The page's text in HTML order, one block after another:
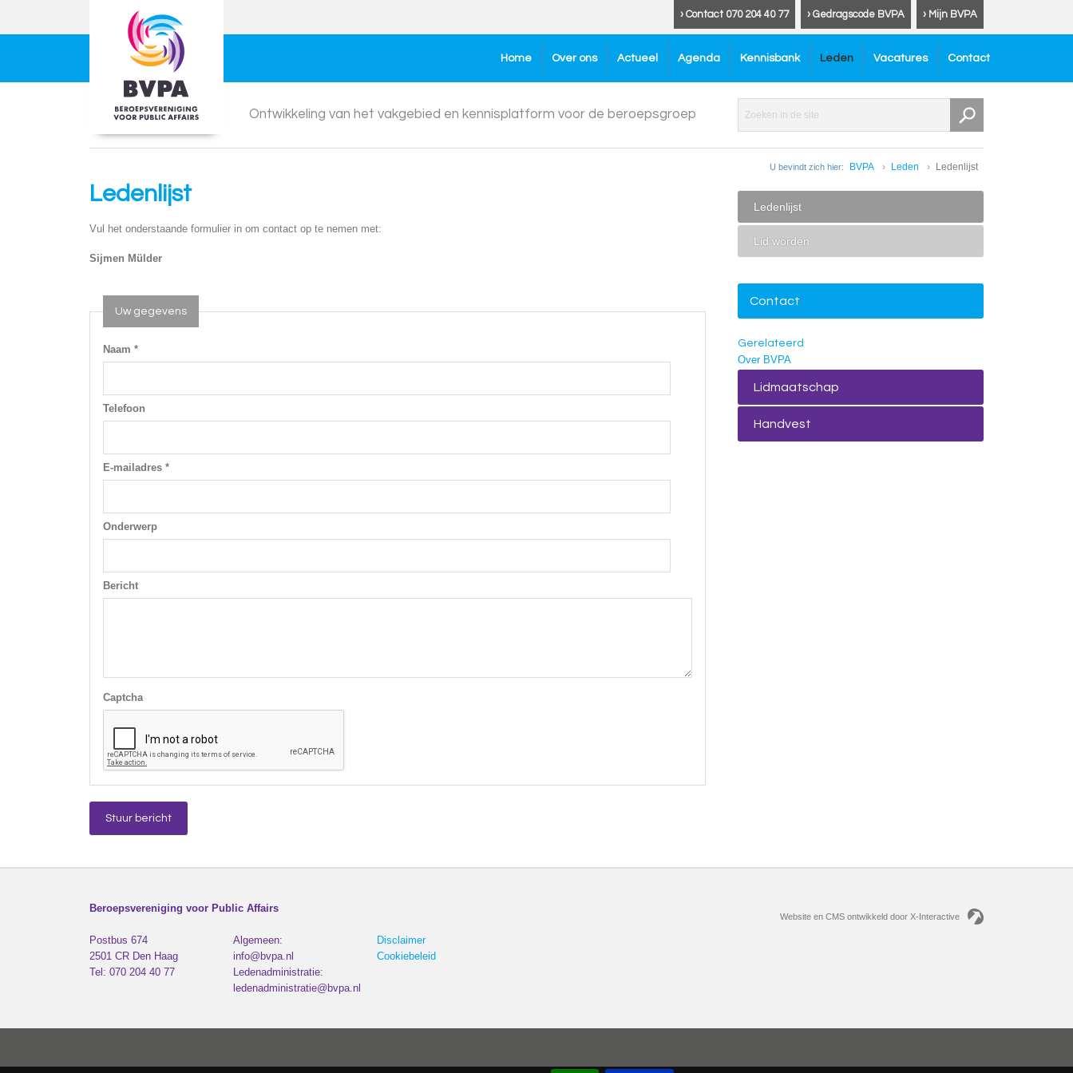
› Mijn BVPA
› Gedragscode BVPA
› Contact 070 204 40 77
Home Over ons Actueel Agenda Kennisbank Leden Vacatures Contact
Ontwikkeling van het vakgebied en kennisplatform voor de beroepsgroep
U bevindt zich hier: BVPA Leden Ledenlijst
Ledenlijst
Vul het onderstaande formulier in om contact op te nemen met:
Sijmen Mülder
Uw gegevens
Naam *
Telefoon
E-mailadres *
Onderwerp
Bericht
Captcha
Ledenlijst
Lid worden
Contact
Gerelateerd
Over BVPA
Lidmaatschap
Handvest
Beroepsvereniging voor Public Affairs
Postbus 674
2501 CR Den Haag
Tel: 070 204 40 77
Algemeen:
info@bvpa.nl
Ledenadministratie:
ledenadministratie@bvpa.nl
Disclaimer
Cookiebeleid
Website en CMS ontwikkeld door X-Interactive